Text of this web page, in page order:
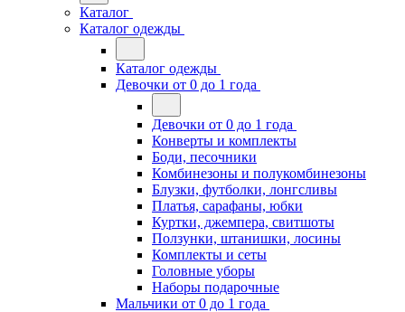
Каталог
Каталог одежды
Каталог одежды
Девочки от 0 до 1 года
Девочки от 0 до 1 года
Конверты и комплекты
Боди, песочники
Комбинезоны и полукомбинезоны
Блузки, футболки, лонгсливы
Платья, сарафаны, юбки
Куртки, джемпера, свитшоты
Ползунки, штанишки, лосины
Комплекты и сеты
Головные уборы
Наборы подарочные
Мальчики от 0 до 1 года